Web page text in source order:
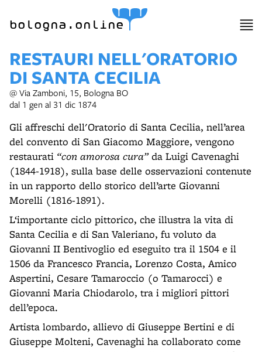
bologna.online
RESTAURI NELL'ORATORIO
DI SANTA CECILIA
@ Via Zamboni, 15, Bologna BO
dal 1 gen al 31 dic 1874
Gli affreschi dell'Oratorio di Santa Cecilia, nell’area
del convento di San Giacomo Maggiore, vengono
restaurati “con amorosa cura”da Luigi Cavenaghi
(1844-1918), sulla base delle osservazioni contenute
in un rapporto dello storico dell’arte Giovanni
Morelli (1816-1891).
L‘importante ciclo pittorico, che illustra la vita di
Santa Cecilia e di San Valeriano, fu voluto da
Giovanni II Bentivoglio ed eseguito tra il 1504 e il
1506 da Francesco Francia, Lorenzo Costa, Amico
Aspertini, Cesare Tamaroccio (o Tamarocci) e
Giovanni Maria Chiodarolo, tra i migliori pittori
dell’epoca.
Artista lombardo, allievo di Giuseppe Bertini e di
Giuseppe Molteni, Cavenaghi ha collaborato come